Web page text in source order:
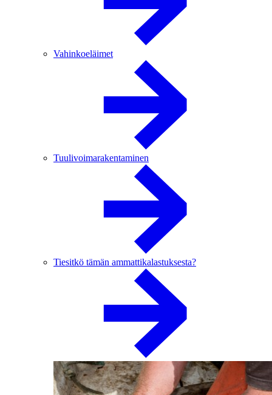
Vahinkoeläimet
Tuulivoimarakentaminen
Tiesitkö tämän ammattikalastuksesta?